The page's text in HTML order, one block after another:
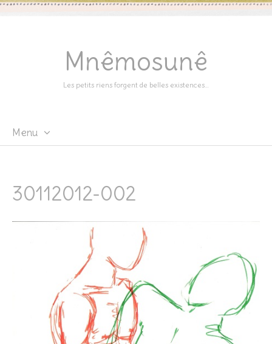
Mnêmosunê
Les petits riens forgent de belles existences…
Menu
30112012-002